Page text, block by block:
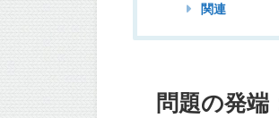
関連
問題の発端